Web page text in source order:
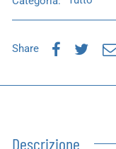
Share
Descrizione